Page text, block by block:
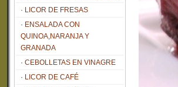
LICOR DE FRESAS
ENSALADA CON
QUINOA,NARANJA Y
GRANADA
CEBOLLETAS EN VINAGRE
LICOR DE CAFÉ